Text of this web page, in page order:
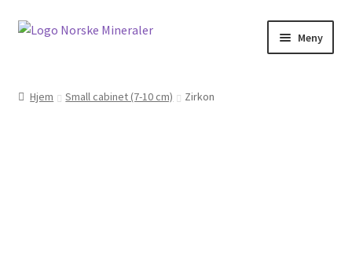
Meny
Hjem Small cabinet (7-10 cm) Zirkon